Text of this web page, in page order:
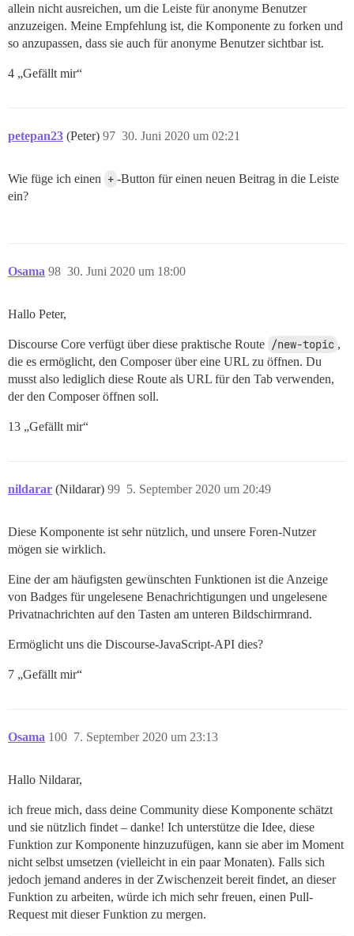
allein nicht ausreichen, um die Leiste für anonyme Benutzer
anzuzeigen. Meine Empfehlung ist, die Komponente zu forken und
so anzupassen, dass sie auch für anonyme Benutzer sichtbar ist.
4 „Gefällt mir“
petepan23 (Peter) 30. Juni 2020 um 02:21
97
Wie füge ich einen + -Button für einen neuen Beitrag in die Leiste
ein?
Osama 30. Juni 2020 um 18:00
98
Hallo Peter,
Discourse Core verfügt über diese praktische Route /new-topic ,
die es ermöglicht, den Composer über eine URL zu öffnen. Du
musst also lediglich diese Route als URL für den Tab verwenden,
der den Composer öffnen soll.
13 „Gefällt mir“
nildarar (Nildarar) 5. September 2020 um 20:49
99
Diese Komponente ist sehr nützlich, und unsere Foren-Nutzer
mögen sie wirklich.
Eine der am häufigsten gewünschten Funktionen ist die Anzeige
von Badges für ungelesene Benachrichtigungen und ungelesene
Privatnachrichten auf den Tasten am unteren Bildschirmrand.
Ermöglicht uns die Discourse-JavaScript-API dies?
7 „Gefällt mir“
Osama 7. September 2020 um 23:13
100
Hallo Nildarar,
ich freue mich, dass deine Community diese Komponente schätzt
und sie nützlich findet – danke! Ich unterstütze die Idee, diese
Funktion zur Komponente hinzuzufügen, kann sie aber im Moment
nicht selbst umsetzen (vielleicht in ein paar Monaten). Falls sich
jedoch jemand anderes in der Zwischenzeit bereit findet, an dieser
Funktion zu arbeiten, würde ich mich sehr freuen, einen Pull-
Request mit dieser Funktion zu mergen.